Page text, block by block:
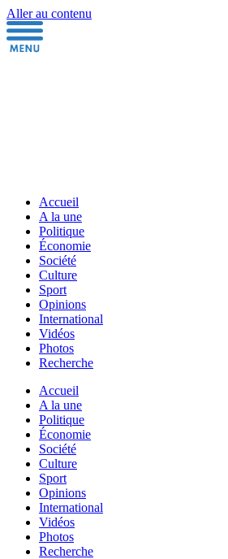
Aller au contenu
Accueil
A la une
Politique
Économie
Société
Culture
Sport
Opinions
International
Vidéos
Photos
Recherche
Accueil
A la une
Politique
Économie
Société
Culture
Sport
Opinions
International
Vidéos
Photos
Recherche